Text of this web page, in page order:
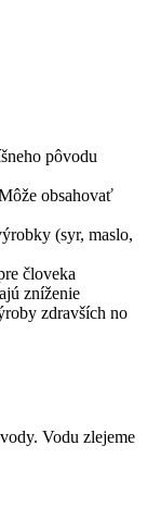
človeka
zníženie
zdravších no
Vodu zlejeme